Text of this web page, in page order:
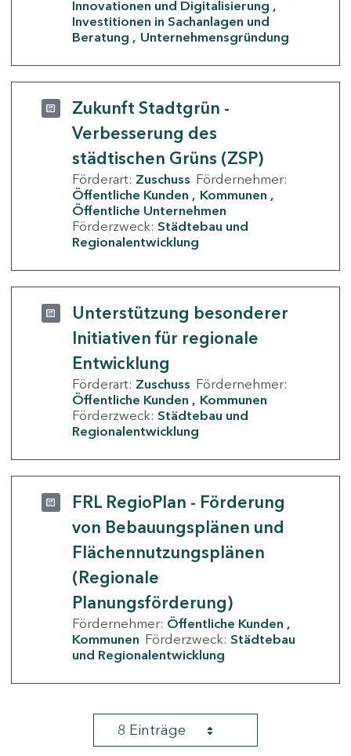
Innovationen und Digitalisierung
Investitionen in Sachanlagen und
Beratung
Unternehmensgründung
Zukunft Stadtgrün -
Verbesserung des
städtischen Grüns (ZSP)
Förderart: Zuschuss Fördernehmer:
Öffentliche Kunden
Kommunen
Öffentliche Unternehmen
Förderzweck: Städtebau und
Regionalentwicklung
Unterstützung besonderer
Initiativen für regionale
Entwicklung
Förderart: Zuschuss Fördernehmer:
Öffentliche Kunden
Kommunen
Förderzweck: Städtebau und
Regionalentwicklung
FRL RegioPlan - Förderung
von Bebauungsplänen und
Flächennutzungsplänen
(Regionale
Planungsförderung)
Fördernehmer: Öffentliche Kunden
Kommunen Förderzweck: Städtebau
und Regionalentwicklung
8 Einträge